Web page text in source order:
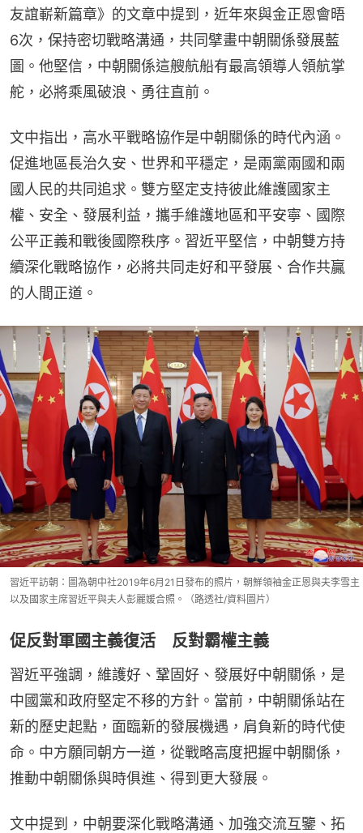
友誼嶄新篇章》的文章中提到，近年來與金正恩會晤
6次，保持密切戰略溝通，共同擘畫中朝關係發展藍
圖。他堅信，中朝關係這艘航船有最高領導人領航掌
舵，必將乘風破浪、勇往直前。
文中指出，高水平戰略協作是中朝關係的時代內涵。
促進地區長治久安、世界和平穩定，是兩黨兩國和兩
國人民的共同追求。雙方堅定支持彼此維護國家主
權、安全、發展利益，攜手維護地區和平安寧、國際
公平正義和戰後國際秩序。習近平堅信，中朝雙方持
續深化戰略協作，必將共同走好和平發展、合作共贏
的人間正道。
習近平訪朝：圖為朝中社2019年6月21日發布的照片，朝鮮領袖金正恩與夫李雪主
以及國家主席習近平與夫人彭麗媛合照。（路透社/資料圖片）
促反對軍國主義復活 反對霸權主義
習近平強調，維護好、鞏固好、發展好中朝關係，是
中國黨和政府堅定不移的方針。當前，中朝關係站在
新的歷史起點，面臨新的發展機遇，肩負新的時代使
命。中方願同朝方一道，從戰略高度把握中朝關係，
推動中朝關係與時俱進、得到更大發展。
文中提到，中朝要深化戰略溝通、加強交流互鑒、拓